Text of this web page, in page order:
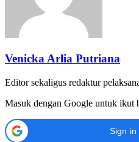
Venicka Arlia Putriana
Editor sekaligus redaktur
Masuk dengan Google untuk ikut
Sign